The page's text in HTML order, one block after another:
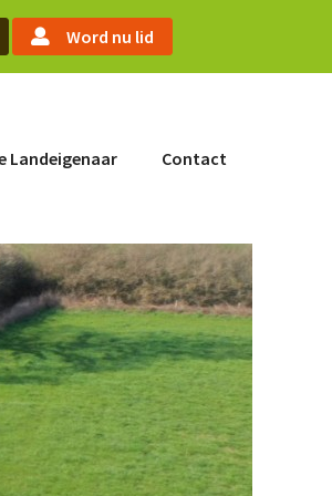
Word nu lid
Landeigenaar Contact
Home
Actueel
Nieuws